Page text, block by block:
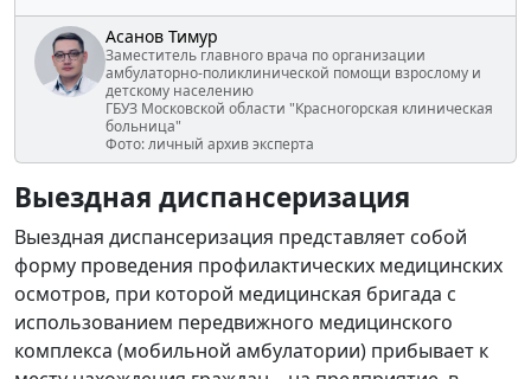
Асанов Тимур
Заместитель главного врача по организации
амбулаторно-поликлинической помощи взрослому и
детскому населению
ГБУЗ Московской области "Красногорская клиническая
больница"
Фото: личный архив эксперта
Выездная диспансеризация
Выездная диспансеризация представляет собой
форму проведения профилактических медицинских
осмотров, при которой медицинская бригада с
использованием передвижного медицинского
комплекса (мобильной амбулатории) прибывает к